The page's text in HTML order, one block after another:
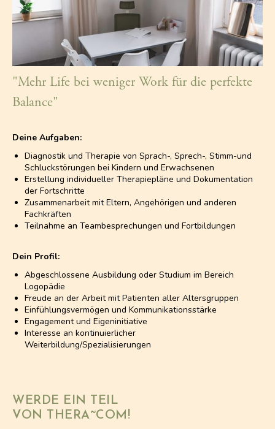
"Mehr Life bei weniger Work für die perfekte
Balance"
Deine Aufgaben:
Diagnostik und Therapie von Sprach-, Sprech-, Stimm-und
Schluckstörungen bei Kindern und Erwachsenen
Erstellung individueller Therapiepläne und Dokumentation
der Fortschritte
Zusammenarbeit mit Eltern, Angehörigen und anderen
Fachkräften
Teilnahme an Teambesprechungen und Fortbildungen
Dein Profil:
Abgeschlossene Ausbildung oder Studium im Bereich
Logopädie
Freude an der Arbeit mit Patienten aller Altersgruppen
Einfühlungsvermögen und Kommunikationsstärke
Engagement und Eigeninitiative
Interesse an kontinuierlicher
Weiterbildung/Spezialisierungen
WERDE EIN TEIL
VON THERA~COM!